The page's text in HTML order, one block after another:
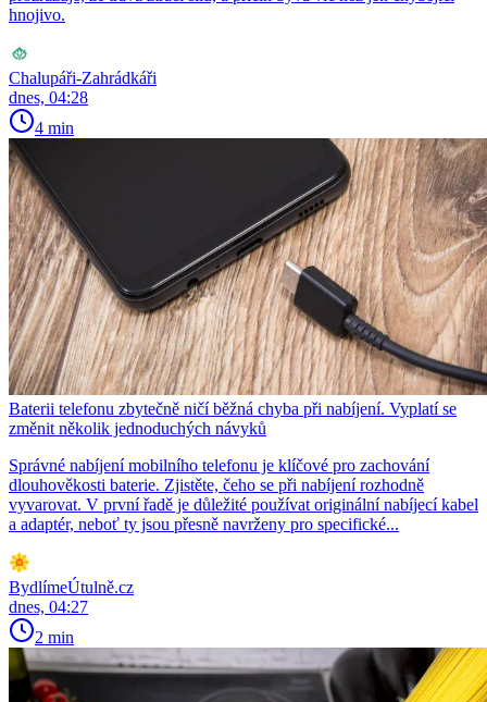
hnojivo.
Chalupáři-Zahrádkáři
dnes, 04:28
4 min
Baterii telefonu zbytečně ničí běžná chyba při nabíjení. Vyplatí se
změnit několik jednoduchých návyků
Správné nabíjení mobilního telefonu je klíčové pro zachování
dlouhověkosti baterie. Zjistěte, čeho se při nabíjení rozhodně
vyvarovat. V první řadě je důležité používat originální nabíjecí kabel
a adaptér, neboť ty jsou přesně navrženy pro specifické...
BydlímeÚtulně.cz
dnes, 04:27
2 min